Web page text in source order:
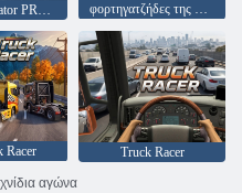
Truck Simulator PRO 2 φορτηγατζήδες της Ευρώπης
Racer
Truck Racer
αγώνα